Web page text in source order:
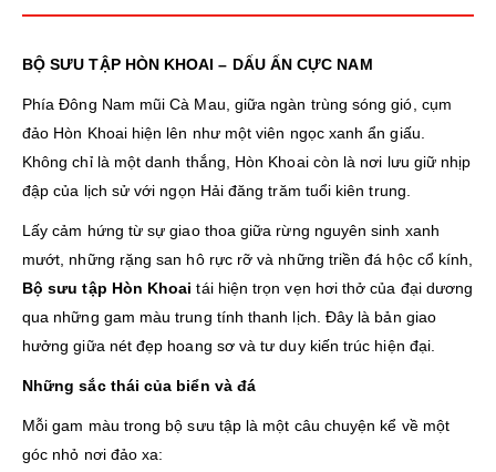
BỘ SƯU TẬP HÒN KHOAI – DẤU ẤN CỰC NAM
Phía Đông Nam mũi Cà Mau, giữa ngàn trùng sóng gió, cụm
đảo Hòn Khoai hiện lên như một viên ngọc xanh ẩn giấu.
Không chỉ là một danh thắng, Hòn Khoai còn là nơi lưu giữ nhịp
đập của lịch sử với ngọn Hải đăng trăm tuổi kiên trung.
Lấy cảm hứng từ sự giao thoa giữa rừng nguyên sinh xanh
mướt, những rặng san hô rực rỡ và những triền đá hộc cổ kính,
Bộ sưu tập Hòn Khoai tái hiện trọn vẹn hơi thở của đại dương
qua những gam màu trung tính thanh lịch. Đây là bản giao
hưởng giữa nét đẹp hoang sơ và tư duy kiến trúc hiện đại.
Những sắc thái của biển và đá
Mỗi gam màu trong bộ sưu tập là một câu chuyện kể về một
góc nhỏ nơi đảo xa: